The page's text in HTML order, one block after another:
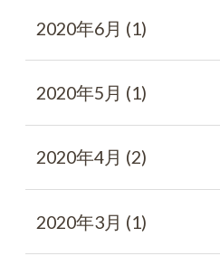
2020年6月 (1)
2020年5月 (1)
2020年4月 (2)
2020年3月 (1)